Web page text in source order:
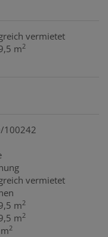
vermietet
m2
100242
vermietet
m2
m2
2